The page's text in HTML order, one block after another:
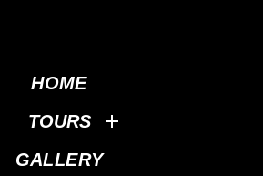
HOME
TOURS
GALLERY